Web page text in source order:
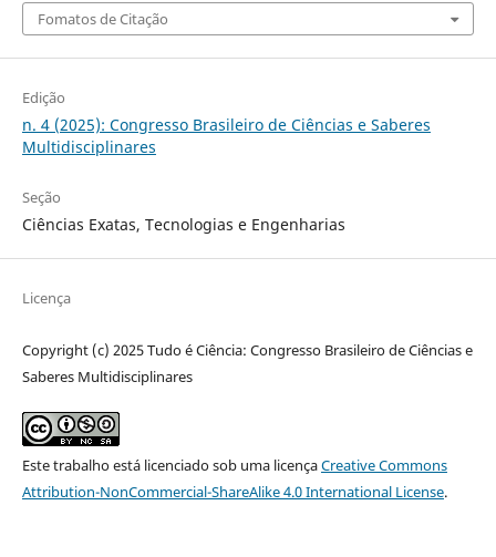
Fomatos de Citação
Edição
n. 4 (2025): Congresso Brasileiro de Ciências e Saberes
Multidisciplinares
Seção
Ciências Exatas, Tecnologias e Engenharias
Licença
Copyright (c) 2025 Tudo é Ciência: Congresso Brasileiro de Ciências e
Saberes Multidisciplinares
Este trabalho está licenciado sob uma licençaCreative Commons
Attribution-NonCommercial-ShareAlike 4.0 International License.